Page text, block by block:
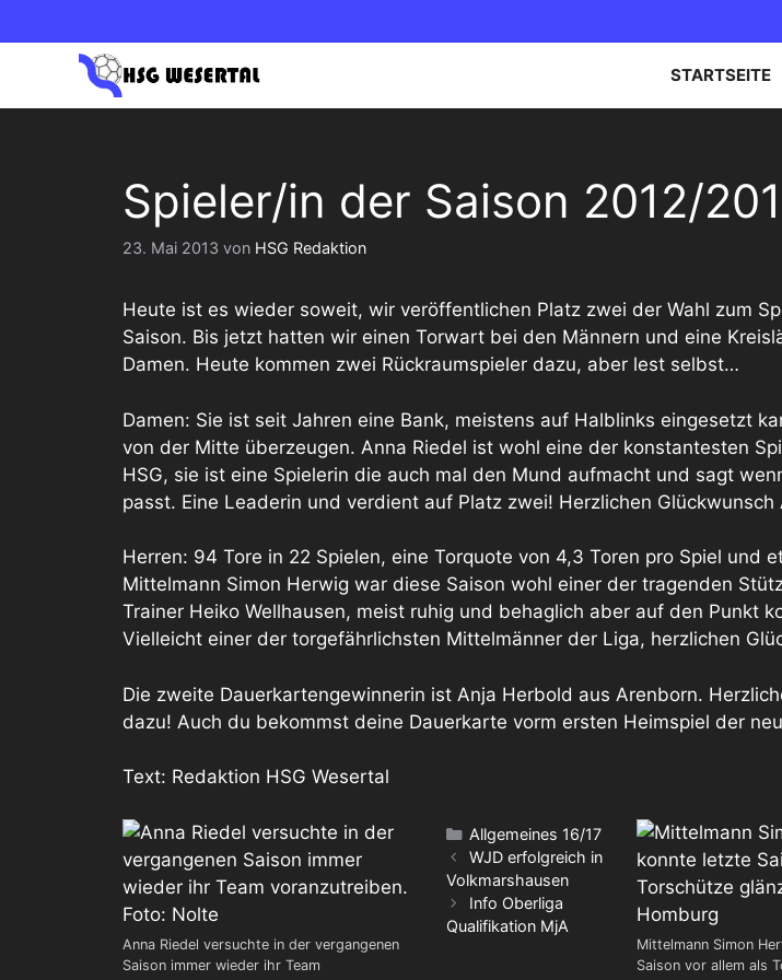
Inhalt
STARTSEITE
2. HERREN BEZIRKSLIGA 2. DAMEN BEZIRKSOBERLIGA C-
Spieler/in der Saison 2012/
23. Mai 2013 von HSG Redaktion
Heute ist es wieder soweit, wir veröffentlichen Platz zwei der Wahl zum
Saison. Bis jetzt hatten wir einen Torwart bei den Männern und eine
Damen. Heute kommen zwei Rückraumspieler dazu, aber lest selbst…
Damen: Sie ist seit Jahren eine Bank, meistens auf Halblinks eingesetzt
von der Mitte überzeugen. Anna Riedel ist wohl eine der konstantesten
HSG, sie ist eine Spielerin die auch mal den Mund aufmacht und sagt
passt. Eine Leaderin und verdient auf Platz zwei! Herzlichen Glückwunsch
Herren: 94 Tore in 22 Spielen, eine Torquote von 4,3 Toren pro Spiel und
Mittelmann Simon Herwig war diese Saison wohl einer der tragenden
Trainer Heiko Wellhausen, meist ruhig und behaglich aber auf den Punkt
Vielleicht einer der torgefährlichsten Mittelmänner der Liga, herzlichen
Die zweite Dauerkartengewinnerin ist Anja Herbold aus Arenborn.
dazu! Auch du bekommst deine Dauerkarte vorm ersten Heimspiel der
Text: Redaktion HSG Wesertal
Mittelmann Simon
Saison vor allem als
Anna Riedel versuchte in der vergangenen
Saison immer wieder ihr Team
Kategorien
Allgemeines 16/17
WJD erfolgreich in
Volkmarshausen
Info Oberliga
Qualifikation MjA